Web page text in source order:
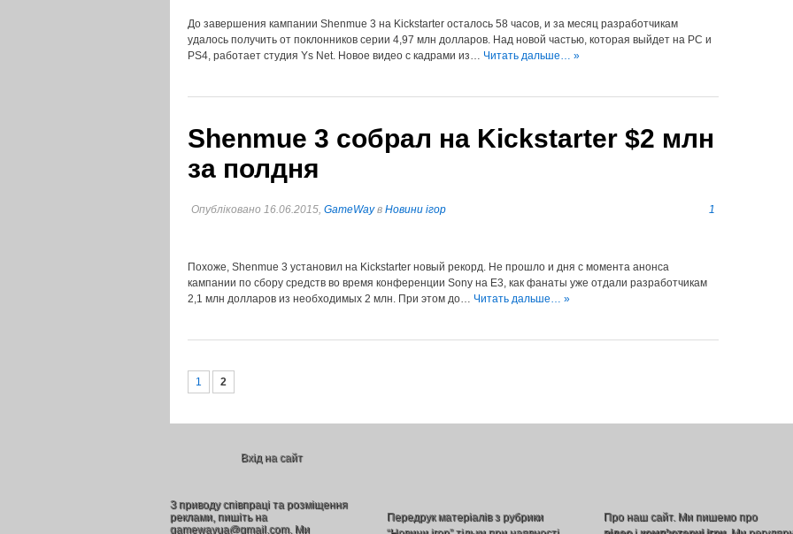
До завершения кампании Shenmue 3 на Kickstarter осталось 58 часов, и за месяц разработчикам
удалось получить от поклонников серии 4,97 млн долларов. Над новой частью, которая выйдет на PC и
PS4, работает студия Ys Net. Новое видео с кадрами из… Читать дальше… »
Shenmue 3 собрал на Kickstarter $2 млн
за полдня
Опубліковано 16.06.2015, GameWayв Новини ігор 1
Похоже, Shenmue 3 установил на Kickstarter новый рекорд. Не прошло и дня с момента анонса
кампании по сбору средств во время конференции Sony на E3, как фанаты уже отдали разработчикам
2,1 млн долларов из необходимых 2 млн. При этом до… Читать дальше… »
1 2
Вхід на сайт
З приводу співпраці та розміщення
реклами, пишіть на
gamewayua@gmail.com. Ми
Передрук матеріалів з рубрики
Про наш сайт. Ми пишемо про